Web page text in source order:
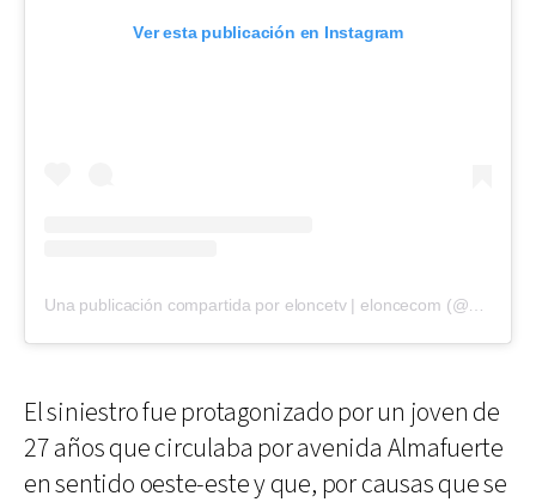
Ver esta publicación en Instagram
El siniestro fue protagonizado por un joven de
27 años que circulaba por avenida Almafuerte
en sentido oeste-este y que, por causas que se